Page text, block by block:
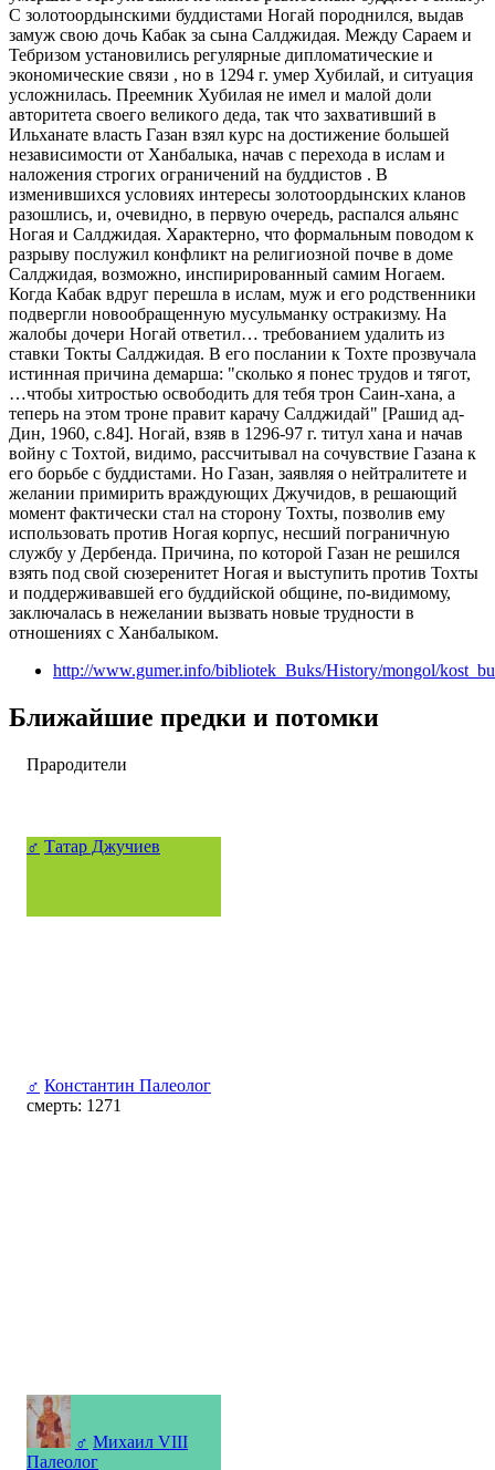
С золотоордынскими буддистами Ногай породнился, выдав
замуж свою дочь Кабак за сына Салджидая. Между Сараем и
Тебризом установились регулярные дипломатические и
экономические связи , но в 1294 г. умер Хубилай, и ситуация
усложнилась. Преемник Хубилая не имел и малой доли
авторитета своего великого деда, так что захвативший в
Ильханате власть Газан взял курс на достижение большей
независимости от Ханбалыка, начав с перехода в ислам и
наложения строгих ограничений на буддистов . В
изменившихся условиях интересы золотоордынских кланов
разошлись, и, очевидно, в первую очередь, распался альянс
Ногая и Салджидая. Характерно, что формальным поводом к
разрыву послужил конфликт на религиозной почве в доме
Салджидая, возможно, инспирированный самим Ногаем.
Когда Кабак вдруг перешла в ислам, муж и его родственники
подвергли новообращенную мусульманку остракизму. На
жалобы дочери Ногай ответил… требованием удалить из
ставки Токты Салджидая. В его послании к Тохте прозвучала
истинная причина демарша: "сколько я понес трудов и тягот,
…чтобы хитростью освободить для тебя трон Саин-хана, а
теперь на этом троне правит карачу Салджидай" [Рашид ад-
Дин, 1960, с.84]. Ногай, взяв в 1296-97 г. титул хана и начав
войну с Тохтой, видимо, рассчитывал на сочувствие Газана к
его борьбе с буддистами. Но Газан, заявляя о нейтралитете и
желании примирить враждующих Джучидов, в решающий
момент фактически стал на сторону Тохты, позволив ему
использовать против Ногая корпус, несший пограничную
службу у Дербенда. Причина, по которой Газан не решился
взять под свой сюзеренитет Ногая и выступить против Тохты
и поддерживавшей его буддийской общине, по-видимому,
заключалась в нежелании вызвать новые трудности в
отношениях с Ханбалыком.
http://www.gumer.info/bibliotek_Buks/History/mongol/
Ближайшие предки и потомки
Прародители
♂ Татар Джучиев
♂ Константин Палеолог
смерть: 1271
♂ Михаил VIII
Палеолог